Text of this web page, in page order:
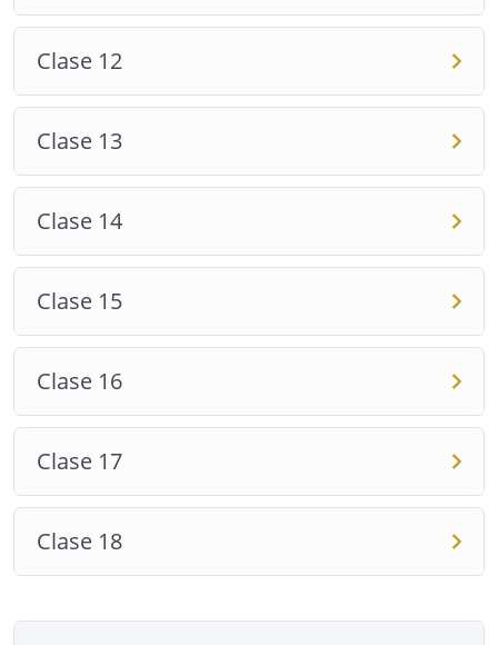
Clase 12
Clase 13
Clase 14
Clase 15
Clase 16
Clase 17
Clase 18